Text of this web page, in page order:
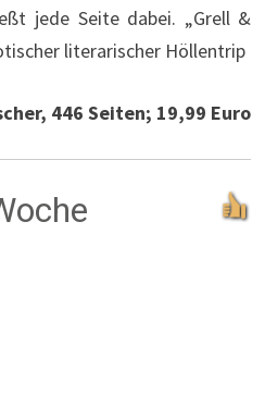
jede Seite dabei. „Grell &
literarischer Höllentrip
446 Seiten; 19,99 Euro